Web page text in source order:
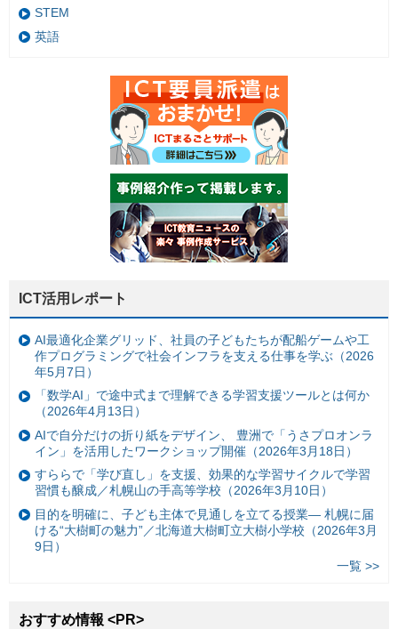
STEM
英語
ICT活用レポート
AI最適化企業グリッド、社員の子どもたちが配船ゲームや工
作プログラミングで社会インフラを支える仕事を学ぶ（2026
年5月7日）
「数学AI」で途中式まで理解できる学習支援ツールとは何か
（2026年4月13日）
AIで自分だけの折り紙をデザイン、 豊洲で「うさプロオンラ
イン」を活用したワークショップ開催（2026年3月18日）
すららで「学び直し」を支援、効果的な学習サイクルで学習
習慣も醸成／札幌山の手高等学校（2026年3月10日）
目的を明確に、子ども主体で見通しを立てる授業— 札幌に届
ける“大樹町の魅力”／北海道大樹町立大樹小学校（2026年3月
9日）
一覧 >>
おすすめ情報 <PR>